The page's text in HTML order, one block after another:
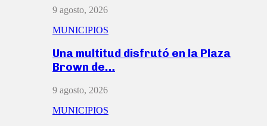
9 agosto, 2026
MUNICIPIOS
Una multitud disfrutó en la Plaza
Brown de…
9 agosto, 2026
MUNICIPIOS